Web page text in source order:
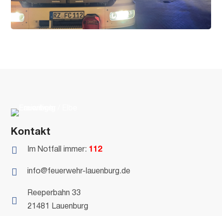
Kontakt
 Im Notfall immer: 112
 info@feuerwehr-lauenburg.de

Reeperbahn 33
21481 Lauenburg